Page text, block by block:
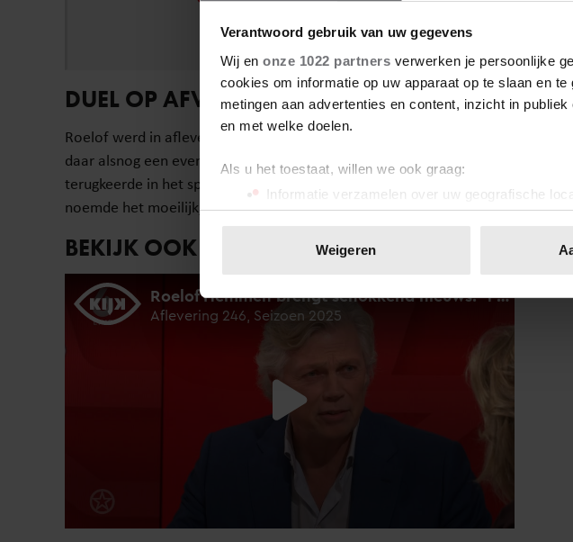
Verantwoord gebruik van uw gegevens
Wij en onze 1022 partners verwerken je persoonlijke
cookies om informatie op uw apparaat op te slaan en
metingen aan advertenties en content, inzicht in
en met welke doelen.
Als u het toestaat, willen we ook graag:
Informatie verzamelen over uw geografische
Uw apparaat identificeren door het actief te
toestemming op elk moment wijzigen of intrekken in de
We gebruiken cookies om content en advertenties te
websiteverkeer te analyseren. Ook delen we
media, adverteren en analyse. Deze partners kunnen
verstrekt of die ze hebben verzameld op basis van
onze website blijft gebruiken.
Weigeren
Hemmen
DUEL OP AFVALLERSEILAND
Roelof werd in aflevering 9 weggestemd, maar mocht door naar
daar alsnog een evenwichtsduel tegen Linda Wagenmakers, waarna Linda
terugkeerde in het spel voor de samensmeltingsproef. Roelof dacht bij het zien
noemde het moeilijk, zeker voor iemand met zijn evenwichtsgevoel.
BEKIJK OOK